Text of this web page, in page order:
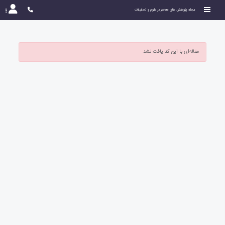
مجله پژوهش های معاصر در علوم و تحقیقات
مقاله‌ای با این کد یافت نشد.